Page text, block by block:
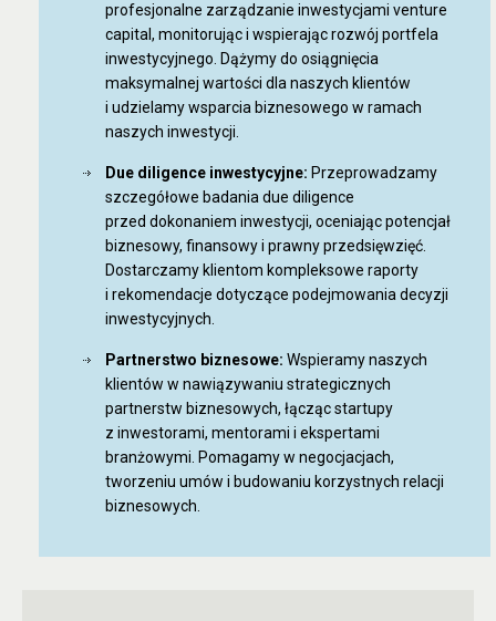
profesjonalne zarządzanie inwestycjami venture
capital, monitorując i wspierając rozwój portfela
inwestycyjnego. Dążymy do osiągnięcia
maksymalnej wartości dla naszych klientów
i udzielamy wsparcia biznesowego w ramach
naszych inwestycji.
Due diligence inwestycyjne: Przeprowadzamy
szczegółowe badania due diligence
przed dokonaniem inwestycji, oceniając potencjał
biznesowy, finansowy i prawny przedsięwzięć.
Dostarczamy klientom kompleksowe raporty
i rekomendacje dotyczące podejmowania decyzji
inwestycyjnych.
Partnerstwo biznesowe: Wspieramy naszych
klientów w nawiązywaniu strategicznych
partnerstw biznesowych, łącząc startupy
z inwestorami, mentorami i ekspertami
branżowymi. Pomagamy w negocjacjach,
tworzeniu umów i budowaniu korzystnych relacji
biznesowych.